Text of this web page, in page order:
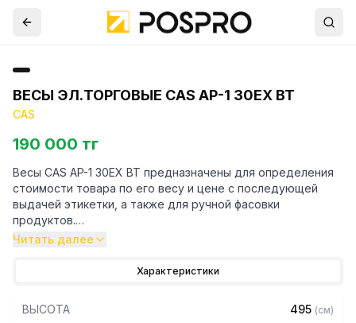
ВЕСЫ ЭЛ.ТОРГОВЫЕ CAS AP-1 30EX ВТ
CAS
190 000 тг
Весы CAS AP-1 30EX BT предназначены для определения
стоимости товара по его весу и цене с последующей
выдачей этикетки, а также для ручной фасовки
продуктов.
– Автоматический расчет общей стоимости исходя из
Читать далее
Характеристики
ВЫСОТА 495 (см)